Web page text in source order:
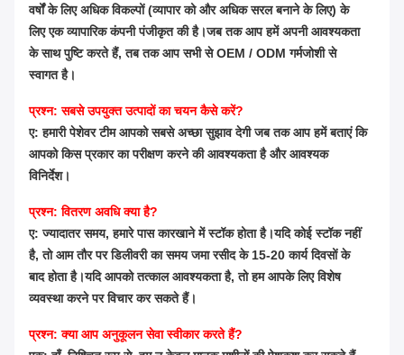
वर्षों के लिए अधिक विकल्पों (व्यापार को और अधिक सरल बनाने के लिए) के
लिए एक व्यापारिक कंपनी पंजीकृत की है।जब तक आप हमें अपनी आवश्यकता
के साथ पुष्टि करते हैं, तब तक आप सभी से OEM / ODM गर्मजोशी से
स्वागत है।
प्रश्न: सबसे उपयुक्त उत्पादों का चयन कैसे करें?
ए: हमारी पेशेवर टीम आपको सबसे अच्छा सुझाव देगी जब तक आप हमें बताएं कि
आपको किस प्रकार का परीक्षण करने की आवश्यकता है और आवश्यक
विनिर्देश।
प्रश्न: वितरण अवधि क्या है?
ए: ज्यादातर समय, हमारे पास कारखाने में स्टॉक होता है।यदि कोई स्टॉक नहीं
है, तो आम तौर पर डिलीवरी का समय जमा रसीद के 15-20 कार्य दिवसों के
बाद होता है।यदि आपको तत्काल आवश्यकता है, तो हम आपके लिए विशेष
व्यवस्था करने पर विचार कर सकते हैं।
प्रश्न: क्या आप अनुकूलन सेवा स्वीकार करते हैं?